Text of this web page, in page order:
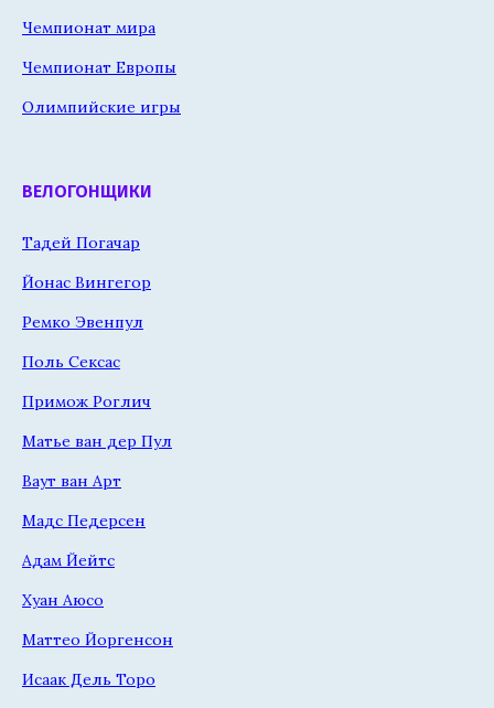
Чемпионат мира
Чемпионат Европы
Олимпийские игры
ВЕЛОГОНЩИКИ
Тадей Погачар
Йонас Вингегор
Ремко Эвенпул
Поль Сексас
Примож Роглич
Матье ван дер Пул
Ваут ван Арт
Мадс Педерсен
Адам Йейтс
Хуан Аюсо
Маттео Йоргенсон
Исаак Дель Торо